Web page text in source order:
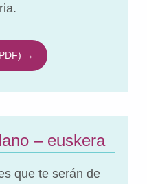
→
– euskera
que te serán de